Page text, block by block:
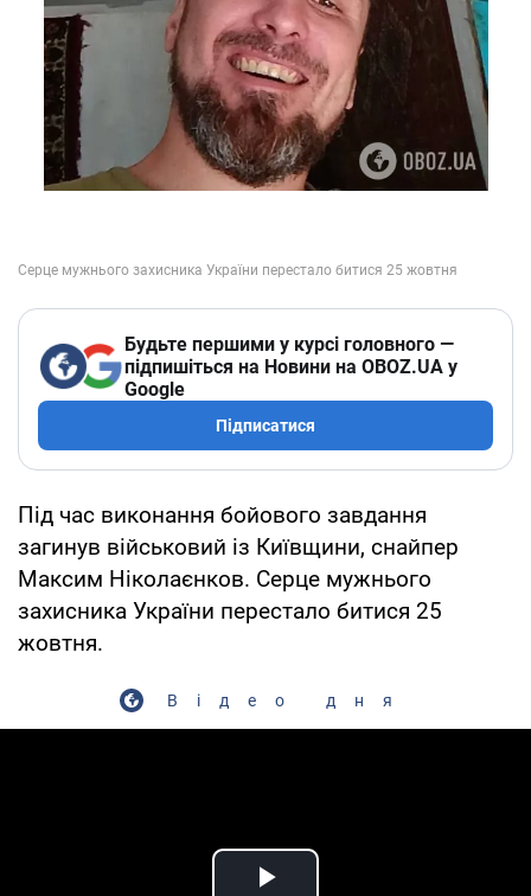
Будьте першими у курсі головного —
підпишіться на Новини на OBOZ.UA у
Google
Підписатися
Під час виконання бойового завдання
загинув військовий із Київщини, снайпер
Максим Ніколаєнков. Серце мужнього
захисника України перестало битися 25
жовтня.
Відео дня